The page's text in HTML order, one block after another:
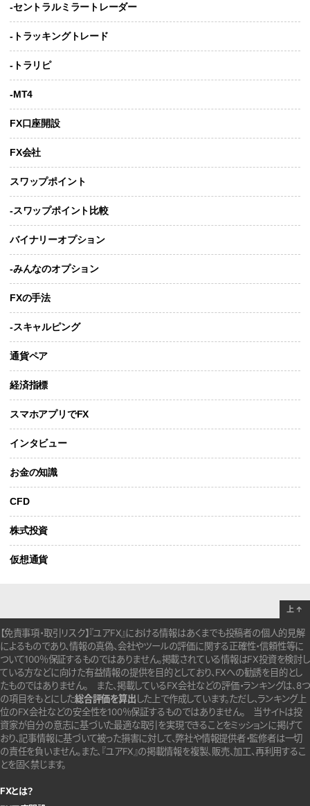
-セントラルミラートレーダー
-トラッキングトレード
-トラリピ
-MT4
FX口座開設
FX会社
スワップポイント
-スワップポイント比較
バイナリーオプション
-みんなのオプション
FXの手法
-スキャルピング
通貨ペア
経済指標
スマホアプリでFX
インタビュー
お金の知識
CFD
株式投資
仮想通貨
【免責事項・取引リスク】『ユアFX』における情報はあくまでも投稿者の個人的見解
によるものであり、情報の真偽、会社やツールの評価に関する正確性・信頼性等に
ついて100％保証するものではありません。掲載されている情報はFX投資を検討し
ている方などに向けた有益情報の提供を目的としており、FXへの勧誘を目的とし
たものではありません。 また、掲載しているFX会社などの評価・ランキングは、8つ
の項目をもとにした総合評価を算出 した上で作成しています。ただし、ランキング上
位のFX会社などの安全性を100％保証するものではありません。
当サイトは投
資家が自分の意志に基づいた最適な取引を実現できることをミッションに掲げて
おり、記事情報に基づいて被った損害に対して、弊社や情報提供者・監修者は一切
の責任を負いません。また、『ユアFX』の掲載情報を複製、販売、加工、再利用するこ
とを固く禁じます。
FXとは？
上 ↑